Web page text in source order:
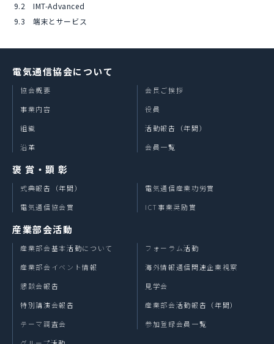
9.2 IMT-Advanced
9.3 端末とサービス
電気通信協会について
協会概要
事業内容
組織
沿革
会長ご挨拶
役員
活動報告（年間）
会員一覧
褒 賞・顕 彰
式典報告（年間）
電気通信協会賞
電気通信産業功労賞
ICT事業奨励賞
産業部会活動
産業部会基本活動について
産業部会イベント情報
懇談会報告
特別講演会報告
テーマ調査会
フォーラム活動
海外情報通信関連企業視察
見学会
産業部会活動報告（年間）
参加登録会員一覧